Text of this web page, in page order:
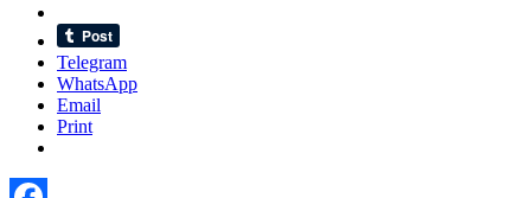
Telegram
WhatsApp
Email
Print